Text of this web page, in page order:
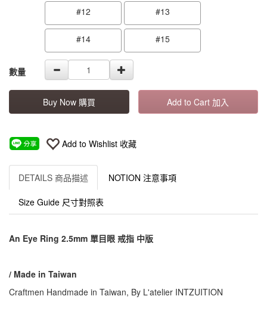
#12 #13
#14 #15
數量
Buy Now 購買 Add to Cart 加入
Add to Wishlist 收藏
DETAILS 商品描述 NOTION 注意事項
Size Guide 尺寸對照表
An Eye Ring 2.5mm 單目眼 戒指 中版
/ Made in Taiwan
Craftmen Handmade in Taiwan, By L'atelier INTZUITION